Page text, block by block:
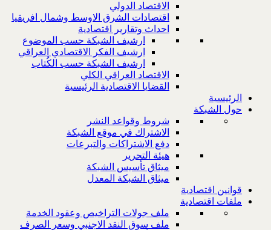
الاقتصاد الدولي
اقتصادات الشرق الاوسط وشمال افريقيا
احداث وتقارير اقتصادية
ارشيف الشبكة حسب الموضوع
ارشيف الفكر الاقتصادي العراقي
ارشيف الشبكة حسب الكُتاب
الاقتصاد العراقي الكلي
القضايا الاقتصادية الرئيسية
الرئيسية
حول الشبكة
شروط وقواعد النشر
الاشتراك في موقع الشبكة
دفع الاشتراكات والتبرعات
هيئة التحرير
ميثاق تأسيس الشبكة
ميثاق الشبكة المعدل
قوانين اقتصادية
ملفات اقتصادية
ملف جولات التراخيص وعقود الخدمة
ملف سوق النقد الاجنبي وسعر الصرف